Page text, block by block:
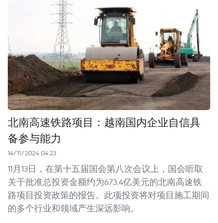
北南高速铁路项目：越南国内企业自信具
备参与能力
14/11/2024 04:23
11月13日，在第十五届国会第八次会议上，国会听取
关于批准总投资金额约为673.4亿美元的北南高速铁
路项目投资政策的报告。此项投资将对项目施工期间
的多个行业和领域产生深远影响。